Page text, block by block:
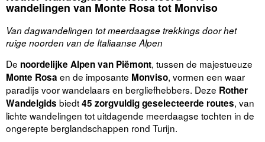
wandelingen van Monte Rosa tot Monviso
Van dagwandelingen tot meerdaagse trekkings door het
ruige noorden van de Italiaanse Alpen
De noordelijke Alpen van Piëmont, tussen de majestueuze
Monte Rosa en de imposante Monviso, vormen een waar
paradijs voor wandelaars en bergliefhebbers. Deze Rother
Wandelgids biedt45 zorgvuldig geselecteerde routes, van
lichte wandelingen tot uitdagende meerdaagse tochten in de
ongerepte berglandschappen rond Turijn.